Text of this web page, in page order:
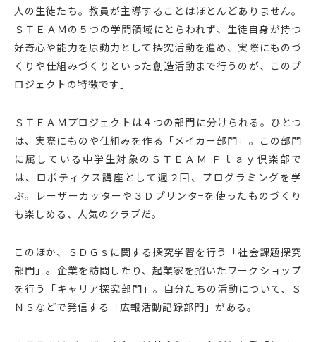
人の生徒たち。教員が主導することはほとんどありません。
ＳＴＥＡＭの５つの学問領域にとらわれず、生徒自身が持つ
好奇心や能力を原動力として探究活動を進め、実際にものづ
くりや仕組みづくりといった創造活動まで行うのが、このプ
ロジェクトの特徴です」
ＳＴＥＡＭプロジェクトは４つの部門に分けられる。ひとつ
は、実際にものや仕組みを作る「メイカー部門」。この部門
に属している中学生対象のＳＴＥＡＭ Ｐｌａｙ倶楽部で
は、ロボティクス講座として週２回、プログラミングを学
ぶ。レーザーカッターや３Ｄプリンタ−を使ったものづくり
も楽しめる、人気のクラブだ。
このほか、ＳＤＧｓに関する探究学習を行う「社会課題探究
部門」。企業を訪問したり、起業家を招いたワークショップ
を行う「キャリア探究部門」。自分たちの活動について、Ｓ
ＮＳなどで発信する「広報活動記録部門」がある。